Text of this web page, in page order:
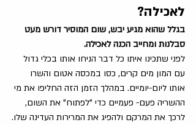
לאכילה?
בגלל שהוא מגיע יבש, שום המוסיר דורש מעט
סבלנות ומחייב הכנה לאכילה.
לפני שתכינו איתו כל דבר הניחו אותו בכלי גדול
עם המון מים קרים, כסו במכסה אטום והשרו
אותו ליום-יומיים. במהלך הזמן הזה החליפו את מי
ההשריה פעם- פעמיים כדי "לפתוח" את השום,
לרכך את המרקם ולהפיג את המרירות העדינה שלו.